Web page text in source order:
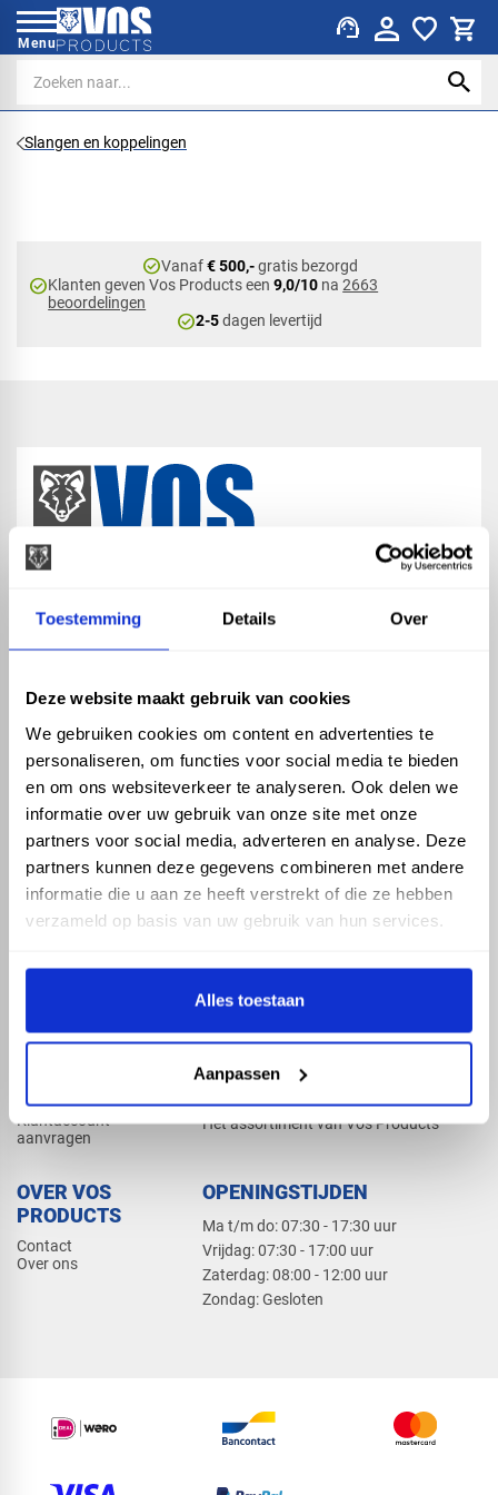
Toestemming Details Over
Deze website maakt gebruik van cookies
We gebruiken cookies om content en advertenties te
personaliseren, om functies voor social media te bieden
en om ons websiteverkeer te analyseren. Ook delen we
informatie over uw gebruik van onze site met onze
partners voor social media, adverteren en analyse. Deze
partners kunnen deze gegevens combineren met andere
informatie die u aan ze heeft verstrekt of die ze hebben
verzameld op basis van uw gebruik van hun services.
Alles toestaan
Aanpassen
Menu support_agent
Slangen en koppelingen
check_circleVanaf€ 500,-gratis bezorgd
check_circleKlanten geven Vos Products een9,0/10 na2663
beoordelingen
check_circle2-5dagen levertijd
ASSORTIMENT
Hemelwaterafvoer
Drukleiding
Beregening
Dak en gevel
KENNIS EN HULP
Klantenservice
Kennisbank
Klantaccount
aanvragen
PRODUCTCATALOGUS 2026
Het assortiment van Vos Products
OVER VOS
PRODUCTS
Contact
Over ons
OPENINGSTIJDEN
Ma t/m do: 07:30 - 17:30 uur
​Vrijdag: 07:30 - 17:00 uur
​Zaterdag: 08:00 - 12:00 uur
​Zondag: Gesloten
phone_enabled +31 416 75 02 55
mail info@vosproducts.nl
check_circleDé bouwmarkt van Altena
check_circle Direct uit grote voorraad geleverd met eigen transport
check_circleLevering in NL en BE